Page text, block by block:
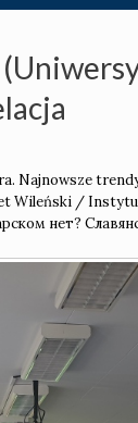
Najnowsze
Wileński /
нет?